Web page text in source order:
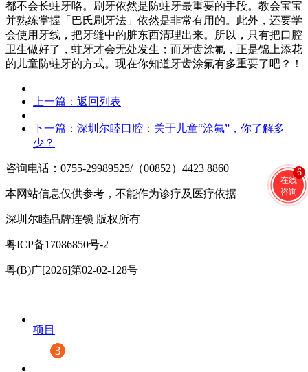
在线
咨询
6
都不会长蛀牙咯。刷牙依然是防蛀牙最重要的手段。教会宝宝
并熟练掌握「巴氏刷牙法」依然是非常有用的。此外，还要学
会使用牙线，把牙缝中的脏东西清理出来。
所以，只有把口腔
卫生做好了，蛀牙才会无处发生；而牙齿涂氟，正是锦上添花
的儿童防蛀牙的方式。现在你知道牙齿涂氟有多重要了吧？！
上一篇： 返回列表
下一篇： 深圳尔睦口腔：关于儿童“涂氟”，你了解多
少？
咨询电话：0755-29989525/（00852）4423 8860
本网站信息仅供参考，不能作为诊疗及医疗依据
深圳尔睦品牌连锁 版权所有
粤ICP备17086850号-2
粤(B)广[2026]第02-02-128号
项目